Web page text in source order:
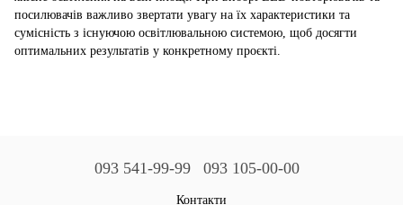
посилювачів важливо звертати увагу на їх характеристики та
сумісність з існуючою освітлювальною системою, щоб досягти
оптимальних результатів у конкретному проєкті.
093 541-99-99 093 105-00-00
Контакти